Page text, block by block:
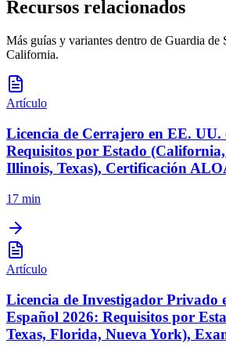
Recursos relacionados
Más guías y variantes dentro de Guardia de
California.
Artículo
Licencia de Cerrajero en EE. UU.
Requisitos por Estado (California,
Illinois, Texas), Certificación
17 min
Artículo
Licencia de Investigador Privado
Español 2026: Requisitos por
Texas, Florida, Nueva York),